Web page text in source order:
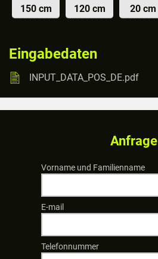
150 cm 120 cm 20 cm
Eingabedaten
INPUT_DATA_POS_DE.pdf
Anfrage
Vorname und Familienname
E-mail
Telefonnummer